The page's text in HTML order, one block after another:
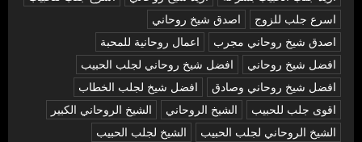
اسرع جلب للزوج
اصدق شيخ روحاني
اصدق شيخ روحاني مجرب
اعمال روحانية للمحبة
افضل شيخ روحاني
افضل شيخ روحاني لجلب الحبيب
افضل شيخ روحاني وصادق
افضل شيخ لجلب الخطاب
اقوى جلب للحبيب
الشيخ الروحاني
الشيخ الروحاني الكبير
الشيخ الروحاني لجلب الحبيب
الشيخ لجلب الحبيب